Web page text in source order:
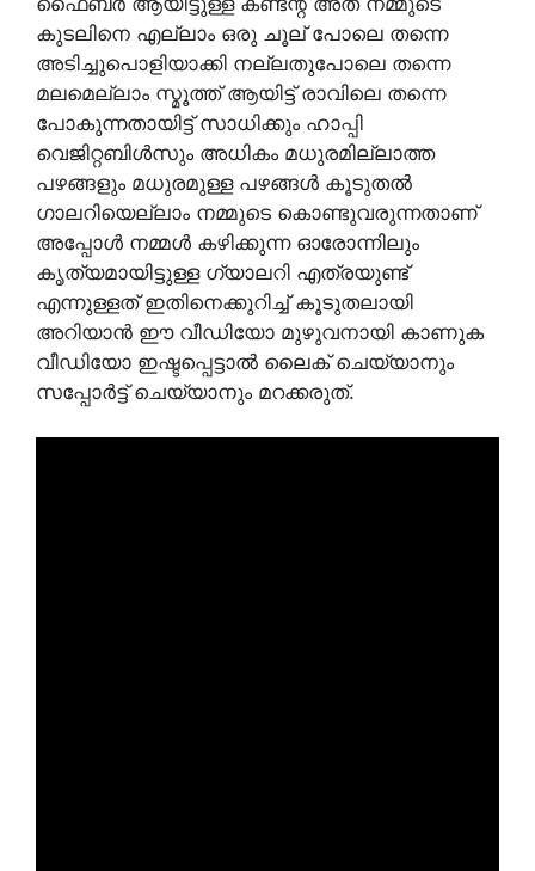
കുടലിനെ എല്ലാം ഒരു ചൂല് പോലെ തന്നെ
അടിച്ചുപൊളിയാക്കി നല്ലതുപോലെ തന്നെ
മലമെല്ലാം സ്മൂത്ത് ആയിട്ട് രാവിലെ തന്നെ
പോകുന്നതായിട്ട് സാധിക്കും ഹാപ്പി
വെജിറ്റബിൾസും അധികം മധുരമില്ലാത്ത
പഴങ്ങളും മധുരമുള്ള പഴങ്ങൾ കൂടുതൽ
ഗാലറിയെല്ലാം നമ്മുടെ കൊണ്ടുവരുന്നതാണ്
അപ്പോൾ നമ്മൾ കഴിക്കുന്ന ഓരോന്നിലും
കൃത്യമായിട്ടുള്ള ഗ്യാലറി എത്രയുണ്ട്
എന്നുള്ളത് ഇതിനെക്കുറിച്ച് കൂടുതലായി
അറിയാൻ ഈ വീഡിയോ മുഴുവനായി കാണുക
വീഡിയോ ഇഷ്ടപ്പെട്ടാൽ ലൈക് ചെയ്യാനും
സപ്പോർട്ട് ചെയ്യാനും മറക്കരുത്.